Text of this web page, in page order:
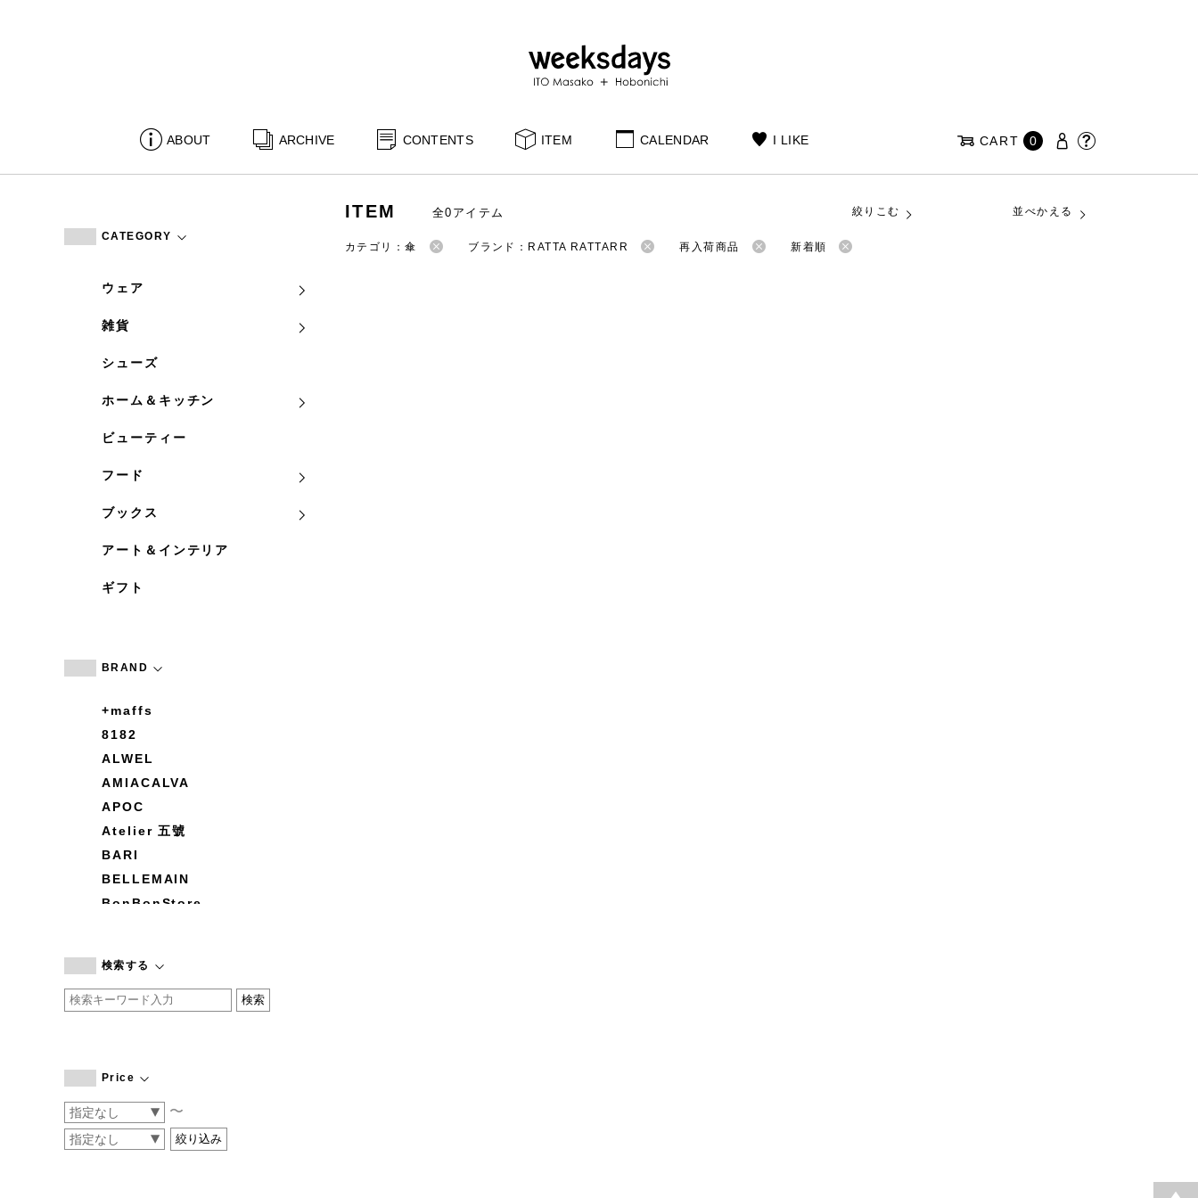
ABOUT ARCHIVE CONTENTS ITEM CALENDAR I LIKE CART 0
CATEGORY
ウェア
雑貨
シューズ
ホーム＆キッチン
ビューティー
フード
ブックス
アート＆インテリア
ギフト
BRAND
+maffs
8182
ALWEL
AMIACALVA
APOC
Atelier 五號
BARI
BELLEMAIN
BonBonStore
by basics
CATWORTH
COGTHEBIGSMOKE
CONVERSE
DEAN & DELUCA
検索する
Price
〜
ITEM 全0アイテム 絞りこむ 並べかえる
カテゴリ：傘 ブランド：RATTA RATTARR 再入荷商品 新着順